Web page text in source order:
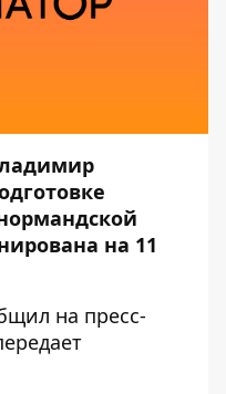
на 11
на пресс-